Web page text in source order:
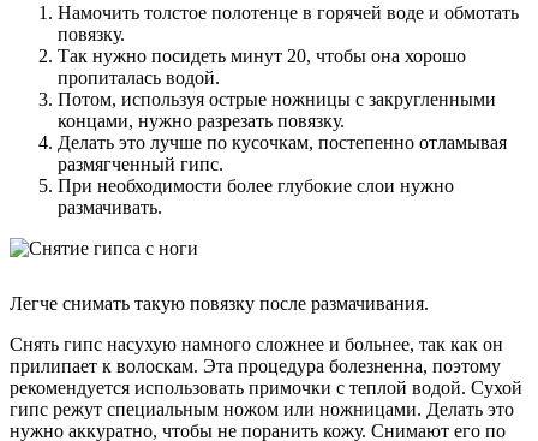
Намочить толстое полотенце в горячей воде и обмотать
повязку.
Так нужно посидеть минут 20, чтобы она хорошо
пропиталась водой.
Потом, используя острые ножницы с закругленными
концами, нужно разрезать повязку.
Делать это лучше по кусочкам, постепенно отламывая
размягченный гипс.
При необходимости более глубокие слои нужно
размачивать.
Легче снимать такую повязку после размачивания.
Снять гипс насухую намного сложнее и больнее, так как он
прилипает к волоскам. Эта процедура болезненна, поэтому
рекомендуется использовать примочки с теплой водой. Сухой
гипс режут специальным ножом или ножницами. Делать это
нужно аккуратно, чтобы не поранить кожу. Снимают его по